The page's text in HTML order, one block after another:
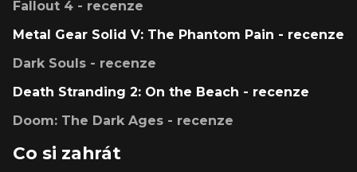
Fallout 4 - recenze
Metal Gear Solid V: The Phantom Pain - recenze
Dark Souls - recenze
Death Stranding 2: On the Beach - recenze
Doom: The Dark Ages - recenze
Co si zahrát